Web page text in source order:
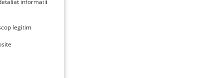
informatii
legitim